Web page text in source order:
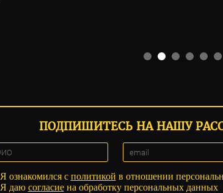
ПОДПИШИТЕСЬ НА НАШУ
Я ознакомился с политикой в отношении
Я даю согласиена обработку персональных данных